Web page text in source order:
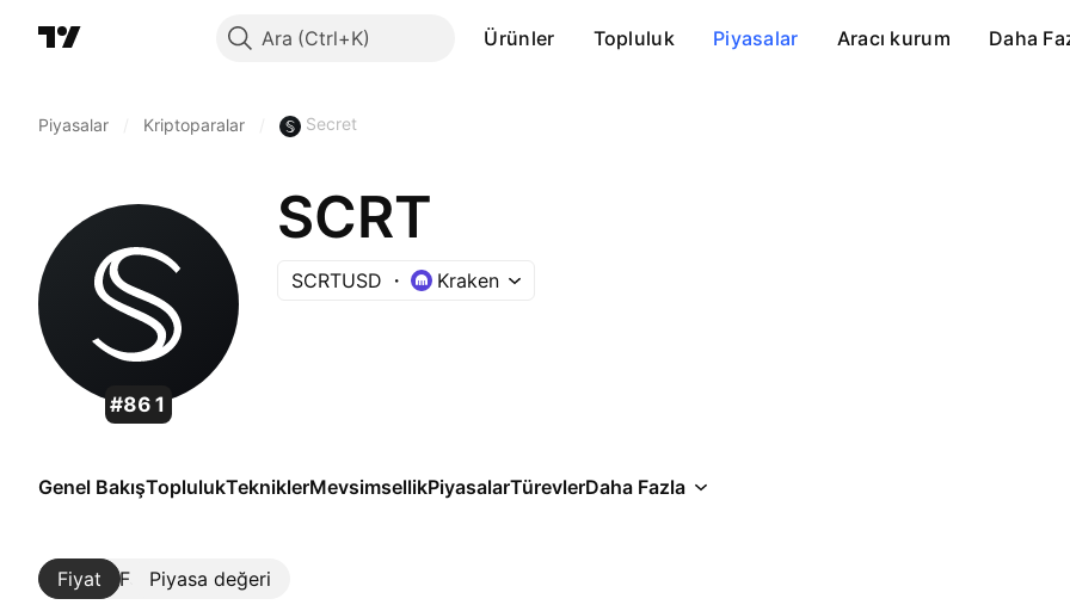
Ara Ürünler Topluluk Piyasalar Aracı kurum Daha
Piyasalar Kriptoparalar Secret
#861
SCRT
SCRTUSD Kraken
Genel BakışToplulukTekniklerMevsimsellikPiyasalarTürevlerDaha Fazla
Fiyat Piyasa değeri
Daha Fazla